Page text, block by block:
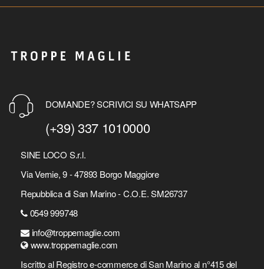
DOMANDE? SCRIVICI SU WHATSAPP
(+39) 337 1010000
SINE LOCO S.r.l.
Via Vernie, 9 - 47893 Borgo Maggiore
Repubblica di San Marino - C.O.E. SM26737
0549 999748
info@troppemaglie.com
www.troppemaglie.com
Iscritto al Registro e-commerce di San Marino al n°415 del